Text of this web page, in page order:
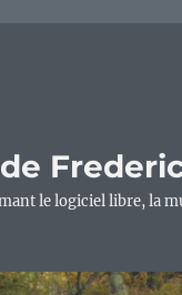
le logiciel libre, la